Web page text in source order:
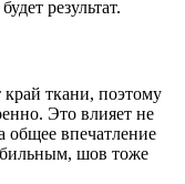
результат.
ткани, поэтому
Это влияет не
общее впечатление
шов тоже